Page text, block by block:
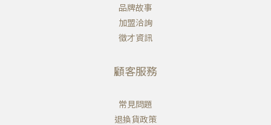
品牌故事
加盟洽詢
徵才資訊
顧客服務
常見問題
退換貨政策